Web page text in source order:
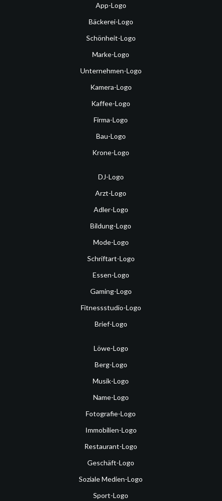
App-Logo
Bäckerei-Logo
Schönheit-Logo
Marke-Logo
Unternehmen-Logo
Kamera-Logo
Kaffee-Logo
Firma-Logo
Bau-Logo
Krone-Logo
DJ-Logo
Arzt-Logo
Adler-Logo
Bildung-Logo
Mode-Logo
Schriftart-Logo
Essen-Logo
Gaming-Logo
Fitnessstudio-Logo
Brief-Logo
Löwe-Logo
Berg-Logo
Musik-Logo
Name-Logo
Fotografie-Logo
Immobilien-Logo
Restaurant-Logo
Geschäft-Logo
Soziale Medien-Logo
Sport-Logo